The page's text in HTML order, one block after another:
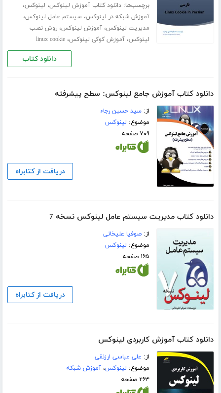
برچسب‌ها:دانلود کتاب آموزش لینوکس، لینوکس،
آموزش شبکه در لینوکس، سیستم عامل لینوکس،
مدیریت لینوکس،آموزش لینوکس،روش نصب
لینوکس،آموزش کوکی لینوکس،linux cookie
دانلود کتاب
دانلود کتاب آموزش جامع لینوکس: سطح پیشرفته
از:سید حسین رجاء
موضوع: لینوکس
۷۰۹ صفحه
دریافت از کتابراه
دانلود کتاب مدیریت سیستم عامل لینوکس نسخه 7
از:صوفیا علیخانی
موضوع: لینوکس
۱۶۵ صفحه
دریافت از کتابراه
دانلود کتاب آموزش کاربردی لینوکس
از: علی عباسی ارزنقی
موضوع: لینوکس،آموزش شبکه
۲۶۳ صفحه